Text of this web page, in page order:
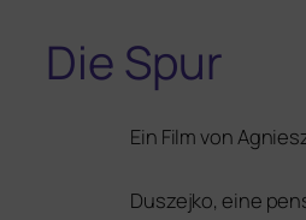
Die Spur
Ein Film von
Duszejko, eine